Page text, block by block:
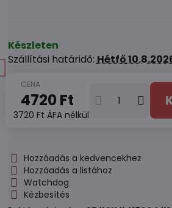
Készleten
Szállítási határidő:Hétfő
4720 Ft
3720 Ft ÁFA nélkül
Hozzáadás a kedvencekhez
Hozzáadás a listához
Watchdog
Kézbesítés